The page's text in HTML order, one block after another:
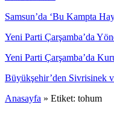
Anasayfa » Etiket: tohum